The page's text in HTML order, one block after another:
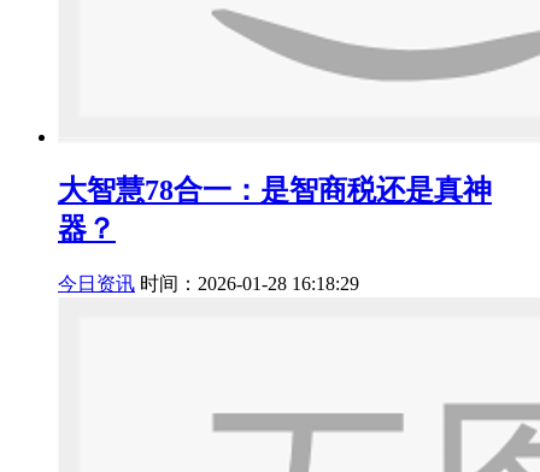
大智慧78合一：是智商税还是真神
器？
今日资讯 时间：2026-01-28 16:18:29